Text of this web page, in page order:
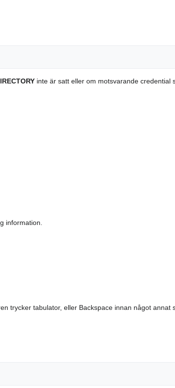
inte är satt eller om motsvarande credential
information.
trycker tabulator, eller Backspace innan något annat